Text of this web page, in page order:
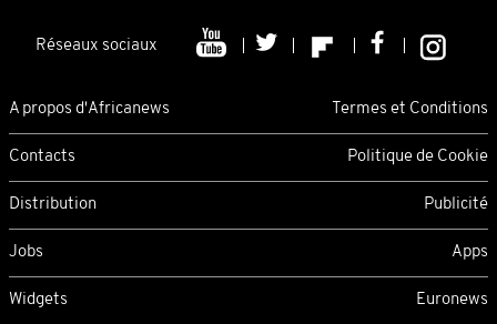
Réseaux sociaux
A propos d'Africanews Termes et Conditions
Contacts Politique de Cookie
Distribution Publicité
Jobs Apps
Widgets Euronews